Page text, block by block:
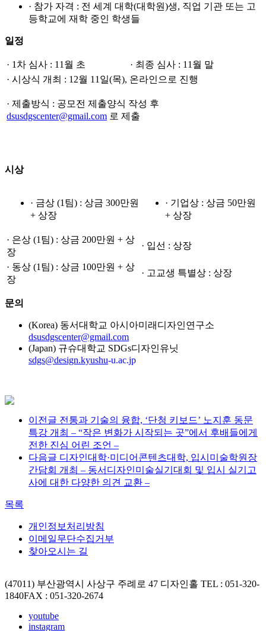
· 참가 자격 : 전 세계 대학(대학원)생, 직업 기관 또는 고
등학교에 재학 중인 학생들
일정
· 1차 심사 : 11월 초
· 최종 심사 : 11월 말
· 시상식 개최 : 12월 11일(목), 온라인으로 진행
· 제출방식 : 공모전 제출양식 작성 후
dsusdgscenter@gmail.com 로 제출
시상
· 금상 (1팀) : 상금 300만원
+ 상장
· 기업상 : 상금 50만원
+ 상장
· 은상 (1팀) : 상금 200만원 + 상
장
· 입선 : 상장
· 동상 (1팀) : 상금 100만원 + 상
장
· 고교생 특별상 : 상장
문의
(Korea) 동서대학교 아시아미래디자인연구소
dsusdgscenter@gmail.com
(Japan) 규슈대학교 SDGs디자인유닛
sdgs@design.kyushu-u.ac.jp
이전글 전통과 기술의 융합, ‘단청 키보드’ 노지훈 동문
특강 개최 – “작은 변화가 시작되는 곳”에서 후배들에게
전한 진심 어린 조언 –
다음글 디자인대학·미디어콘텐츠대학, 입시미술학원장
간담회 개최 – 동서디자인미술실기대회 및 입시 실기고
사에 대한 다양한 의견 교환 –
목록
개인정보처리방침
이메일무단수집거부
찾아오시는 길
(47011) 부산광역시 사상구 주례로 47 디자인홀 TEL : 051-320-
1840FAX : 051-320-2674
youtube
instagram